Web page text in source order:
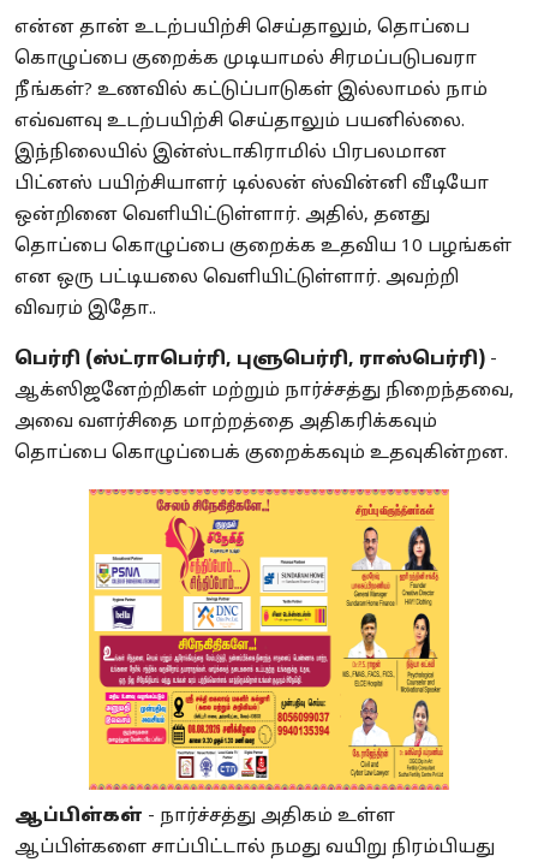
என்ன தான் உடற்பயிற்சி செய்தாலும், தொப்பை
கொழுப்பை குறைக்க முடியாமல் சிரமப்படுபவரா
நீங்கள்? உணவில் கட்டுப்பாடுகள் இல்லாமல் நாம்
எவ்வளவு உடற்பயிற்சி செய்தாலும் பயனில்லை.
இந்நிலையில் இன்ஸ்டாகிராமில் பிரபலமான
பிட்னஸ் பயிற்சியாளர் டில்லன் ஸ்வின்னி வீடியோ
ஒன்றினை வெளியிட்டுள்ளார். அதில், தனது
தொப்பை கொழுப்பை குறைக்க உதவிய 10 பழங்கள்
என ஒரு பட்டியலை வெளியிட்டுள்ளார். அவற்றி
விவரம் இதோ..
பெர்ரி (ஸ்ட்ராபெர்ரி, புளுபெர்ரி, ராஸ்பெர்ரி) -
ஆக்ஸிஜனேற்றிகள் மற்றும் நார்ச்சத்து நிறைந்தவை,
அவை வளர்சிதை மாற்றத்தை அதிகரிக்கவும்
தொப்பை கொழுப்பைக் குறைக்கவும் உதவுகின்றன.
ஆப்பிள்கள் - நார்ச்சத்து அதிகம் உள்ள
ஆப்பிள்களை சாப்பிட்டால் நமது வயிறு நிரம்பியது